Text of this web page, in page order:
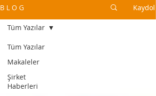
B L O G Kaydol
Tüm Yazılar
Makaleler
Şirket
Haberleri
Tüm Yazılar